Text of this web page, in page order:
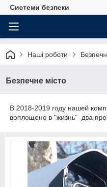
Системи безпеки
Наші роботи
Безпечне місто
В 2018-2019 году нашей
воплощено в "жизнь" два